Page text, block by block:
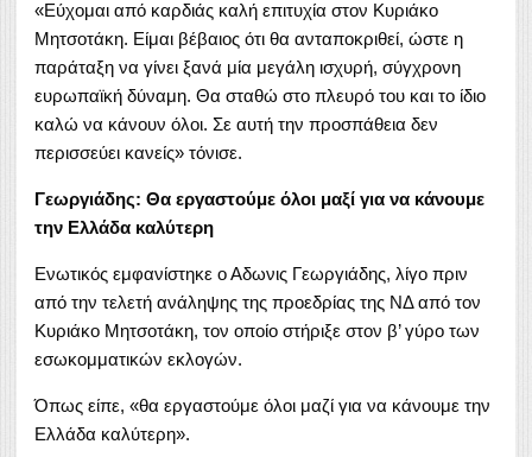
«Εύχομαι από καρδιάς καλή επιτυχία στον Κυριάκο
Μητσοτάκη. Είμαι βέβαιος ότι θα ανταποκριθεί, ώστε η
παράταξη να γίνει ξανά μία μεγάλη ισχυρή, σύγχρονη
ευρωπαϊκή δύναμη. Θα σταθώ στο πλευρό του και το ίδιο
καλώ να κάνουν όλοι. Σε αυτή την προσπάθεια δεν
περισσεύει κανείς» τόνισε.
Γεωργιάδης: Θα εργαστούμε όλοι μαξί για να κάνουμε
την Ελλάδα καλύτερη
Ενωτικός εμφανίστηκε ο Αδωνις Γεωργιάδης, λίγο πριν
από την τελετή ανάληψης της προεδρίας της ΝΔ από τον
Κυριάκο Μητσοτάκη, τον οποίο στήριξε στον β’ γύρο των
εσωκομματικών εκλογών.
Όπως είπε, «θα εργαστούμε όλοι μαζί για να κάνουμε την
Ελλάδα καλύτερη».